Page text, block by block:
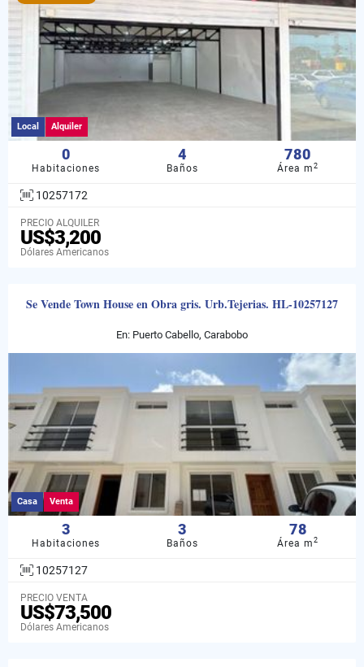
Local Alquiler
0
Habitaciones
4
Baños
780
Área m2
10257172
PRECIO ALQUILER
US$3,200
Dólares Americanos
Se Vende Town House en Obra gris. Urb.Tejerias. HL-10257127
En: Puerto Cabello, Carabobo
Casa Venta
3
Habitaciones
3
Baños
78
Área m2
10257127
PRECIO VENTA
US$73,500
Dólares Americanos